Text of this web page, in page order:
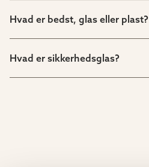
Hvad er bedst, glas eller plast?
Hvad er sikkerhedsglas?